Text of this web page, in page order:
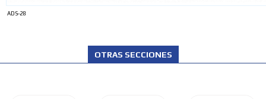
ADS-28
OTRAS SECCIONES